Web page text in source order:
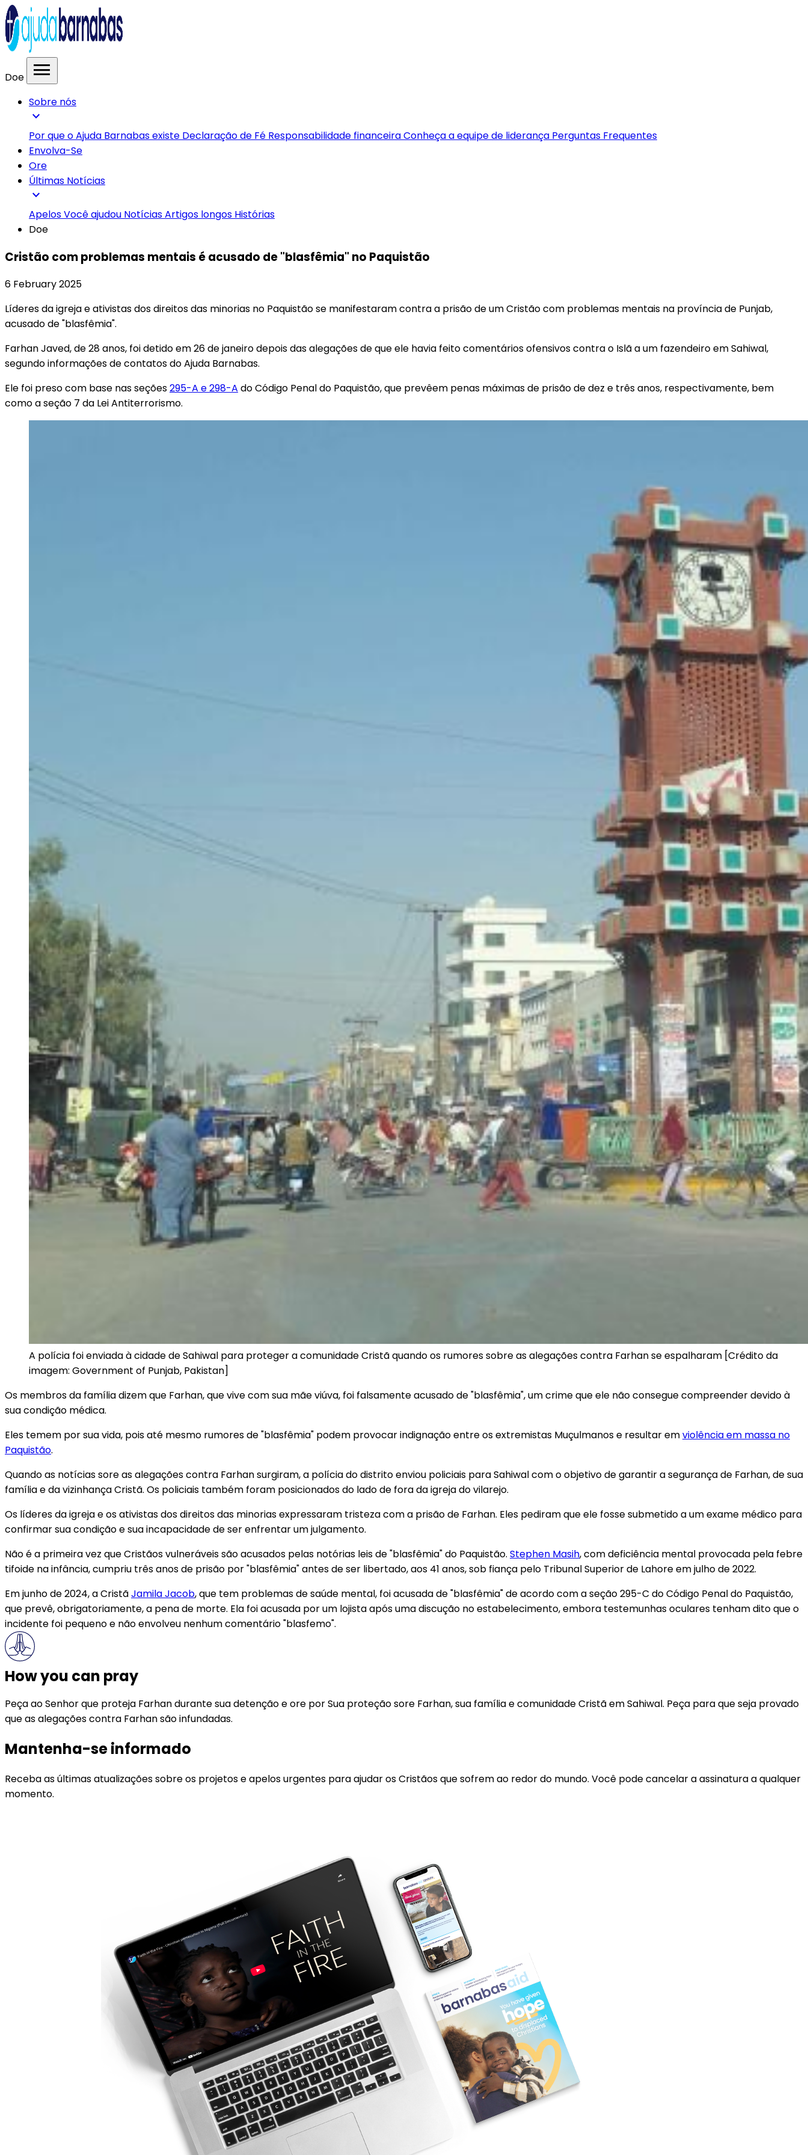
Doe menu
Sobre nós
expand_more
Por que o Ajuda Barnabas existe Declaração de Fé Responsabilidade financeiraConheça a equipe de liderança Perguntas Frequentes
Envolva-Se
Ore
Últimas Notícias
expand_more
ApelosVocê ajudou NotíciasArtigos longos Histórias
Doe
Cristão com problemas mentais é acusado de "blasfêmia" no Paquistão
6 February 2025
Líderes da igreja e ativistas dos direitos das minorias no Paquistão se manifestaram contra a prisão de um Cristão com problemas mentais na província de Punjab,
acusado de "blasfêmia".
Farhan Javed, de 28 anos, foi detido em 26 de janeiro depois das alegações de que ele havia feito comentários ofensivos contra o Islã a um fazendeiro em Sahiwal,
segundo informações de contatos do Ajuda Barnabas.
Ele foi preso com base nas seções295-A e 298-A do Código Penal do Paquistão, que prevêem penas máximas de prisão de dez e três anos, respectivamente, bem
como a seção 7 da Lei Antiterrorismo.
A polícia foi enviada à cidade de Sahiwal para proteger a comunidade Cristã quando os rumores sobre as alegações contra Farhan se espalharam [Crédito da
imagem: Government of Punjab, Pakistan]
Os membros da família dizem que Farhan, que vive com sua mãe viúva, foi falsamente acusado de "blasfêmia", um crime que ele não consegue compreender devido à
sua condição médica.
Eles temem por sua vida, pois até mesmo rumores de "blasfêmia" podem provocar indignação entre os extremistas Muçulmanos e resultar emviolência em massa no
Paquistão.
Quando as notícias sore as alegações contra Farhan surgiram, a polícia do distrito enviou policiais para Sahiwal com o objetivo de garantir a segurança de Farhan, de sua
família e da vizinhança Cristã. Os policiais também foram posicionados do lado de fora da igreja do vilarejo.
Os líderes da igreja e os ativistas dos direitos das minorias expressaram tristeza com a prisão de Farhan. Eles pediram que ele fosse submetido a um exame médico para
confirmar sua condição e sua incapacidade de ser enfrentar um julgamento.
Não é a primeira vez que Cristãos vulneráveis são acusados pelas notórias leis de "blasfêmia" do Paquistão. Stephen Masih, com deficiência mental provocada pela febre
tifoide na infância, cumpriu três anos de prisão por "blasfêmia" antes de ser libertado, aos 41 anos, sob fiança pelo Tribunal Superior de Lahore em julho de 2022.
Em junho de 2024, a CristãJamila Jacob, que tem problemas de saúde mental, foi acusada de "blasfêmia" de acordo com a seção 295-C do Código Penal do Paquistão,
que prevê, obrigatoriamente, a pena de morte. Ela foi acusada por um lojista após uma discução no estabelecimento, embora testemunhas oculares tenham dito que o
incidente foi pequeno e não envolveu nenhum comentário "blasfemo".
How you can pray
Peça ao Senhor que proteja Farhan durante sua detenção e ore por Sua proteção sore Farhan, sua família e comunidade Cristã em Sahiwal. Peça para que seja provado
que as alegações contra Farhan são infundadas.
Mantenha-se informado
Receba as últimas atualizações sobre os projetos e apelos urgentes para ajudar os Cristãos que sofrem ao redor do mundo. Você pode cancelar a assinatura a qualquer
momento.